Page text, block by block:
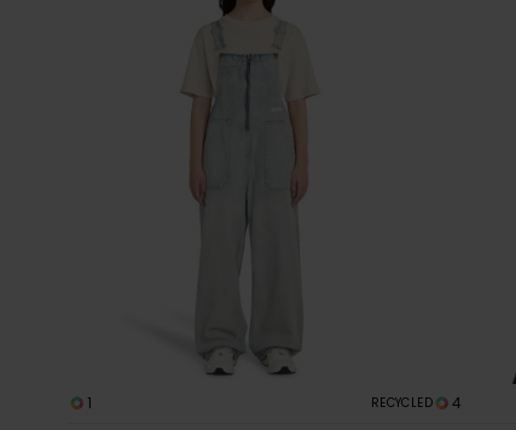
1 RECYCLED 4